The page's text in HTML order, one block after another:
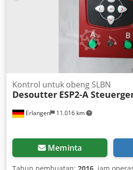
options and ensures consistent
100 V or 240 V input for a
adjustments, and lower overall
industrial manufacturing and
Erlangen 11.016 km
Kontrol untuk obeng SLBN
Desoutter ESP2-A
Meminta